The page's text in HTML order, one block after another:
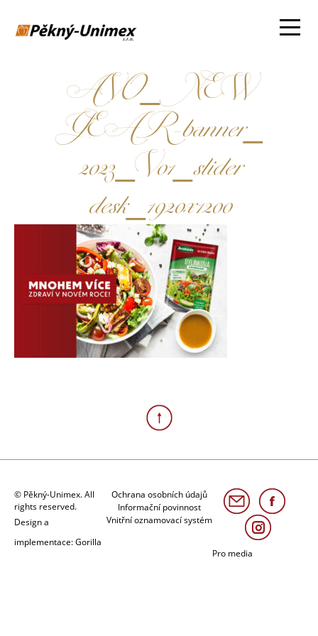
AVO_NEW
YEAR-banner_
2023_V01_slider
desk_1920x1200
© Pěkný-Unimex. All
rights reserved.
Design a
implementace: Gorilla
Ochrana osobních údajů
Informační povinnost
Vnitřní oznamovací systém
Pro media